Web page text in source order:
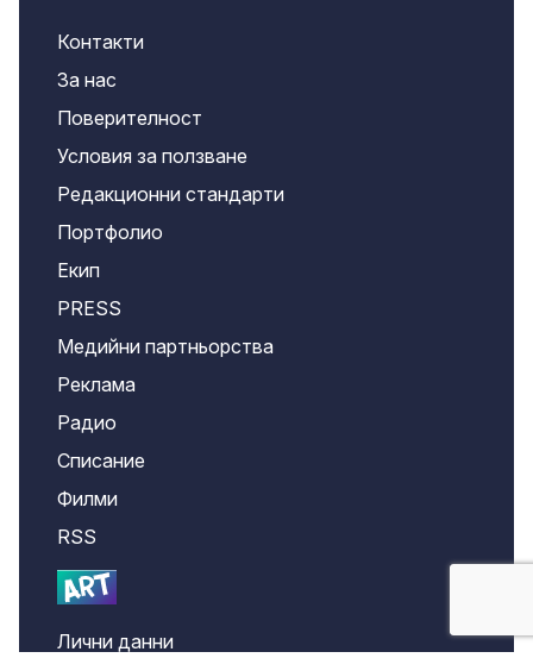
Контакти
За нас
Поверителност
Условия за ползване
Редакционни стандарти
Портфолио
Екип
PRESS
Медийни партньорства
Реклама
Радио
Списание
Филми
RSS
Лични данни